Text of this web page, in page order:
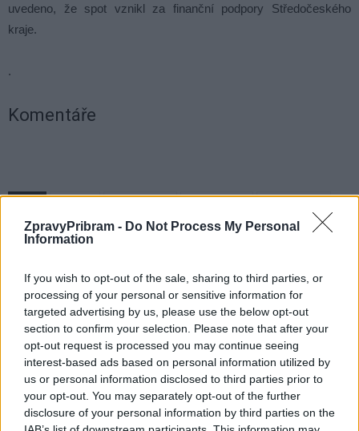
ZpravyPribram - Do Not Process My Personal
Information
If you wish to opt-out of the sale, sharing to third parties, or
processing of your personal or sensitive information for
targeted advertising by us, please use the below opt-out
section to confirm your selection. Please note that after your
opt-out request is processed you may continue seeing
interest-based ads based on personal information utilized by
us or personal information disclosed to third parties prior to
your opt-out. You may separately opt-out of the further
disclosure of your personal information by third parties on the
uvedeno, že spot vznikl za finanční podpory Středočeského
kraje.
.
Komentáře
TAGY autobus cestovní ruch cykloturistika
Eliška Nejedlá
Potěmkinova vesnice
Příbram
reklama
Předchozí článek
Petr Nárožný slaví 85 let, jeho
Následující článek
Tajuplné příbramské podzemí